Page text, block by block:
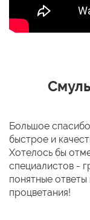
Большое
быстрое и
Хотелось бы
специалистов -
понятные
процветания!